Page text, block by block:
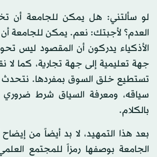
لو سألتني: هل يمكن للجامعة أن
العدم؟ لأجبتك: نعم. يمكن للجامعة
الأذكياء يدركون أن المقصود ليس
جهة تعليمية إلى جهة تجارية، كما لا
تستطيع خلق السوق بمفردها.
سياقه، ومعرفة السياق شرط
بالكلام.
بعد هذا التمهيد، لا بد أيضاً من
الجامعة بوصفها رمزاً للمجتمع